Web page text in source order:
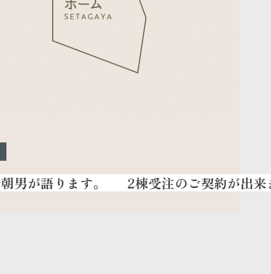
2棟受注のご契約が出来ました